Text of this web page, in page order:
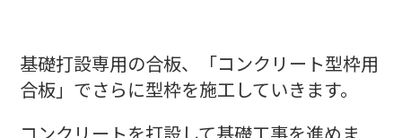
基礎打設専用の合板、「コンクリート型枠用
合板」でさらに型枠を施工していきます。